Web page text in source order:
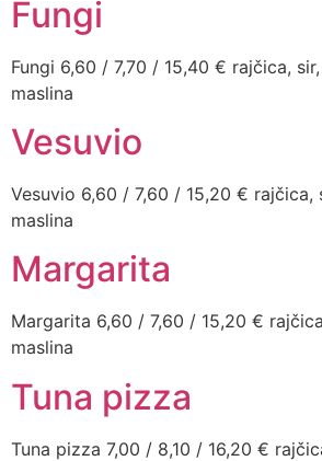
Fungi
Fungi 6,60 / 7,70 / 15,40 € rajčica,
maslina
Vesuvio
Vesuvio 6,60 / 7,60 / 15,20 € rajčica,
maslina
Margarita
Margarita 6,60 / 7,60 / 15,20 €
maslina
Tuna pizza
Tuna pizza 7,00 / 8,10 / 16,20 €